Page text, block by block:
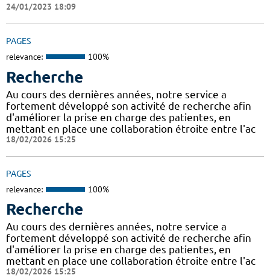
24/01/2023 18:09
PAGES
relevance: 100%
Recherche
Au cours des dernières années, notre service a
fortement développé son activité de recherche afin
d'améliorer la prise en charge des patientes, en
mettant en place une collaboration étroite entre l'ac
18/02/2026 15:25
PAGES
relevance: 100%
Recherche
Au cours des dernières années, notre service a
fortement développé son activité de recherche afin
d'améliorer la prise en charge des patientes, en
mettant en place une collaboration étroite entre l'ac
18/02/2026 15:25